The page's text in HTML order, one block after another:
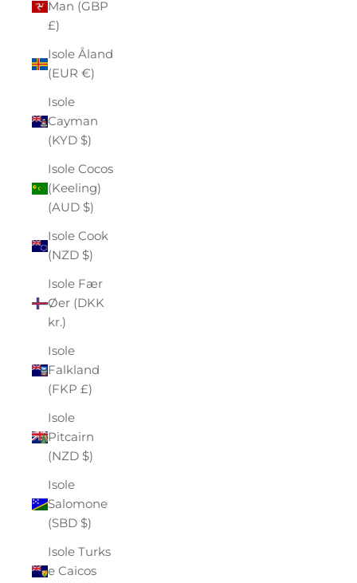
Man (GBP
£)
Isole Åland
(EUR €)
Isole
Cayman
(KYD $)
Isole Cocos
(Keeling)
(AUD $)
Isole Cook
(NZD $)
Isole Fær
Øer (DKK
kr.)
Isole
Falkland
(FKP £)
Isole
Pitcairn
(NZD $)
Isole
Salomone
(SBD $)
Isole Turks
e Caicos